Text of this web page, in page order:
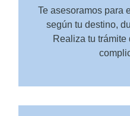
Te asesoramos para
según tu destino,
Realiza tu